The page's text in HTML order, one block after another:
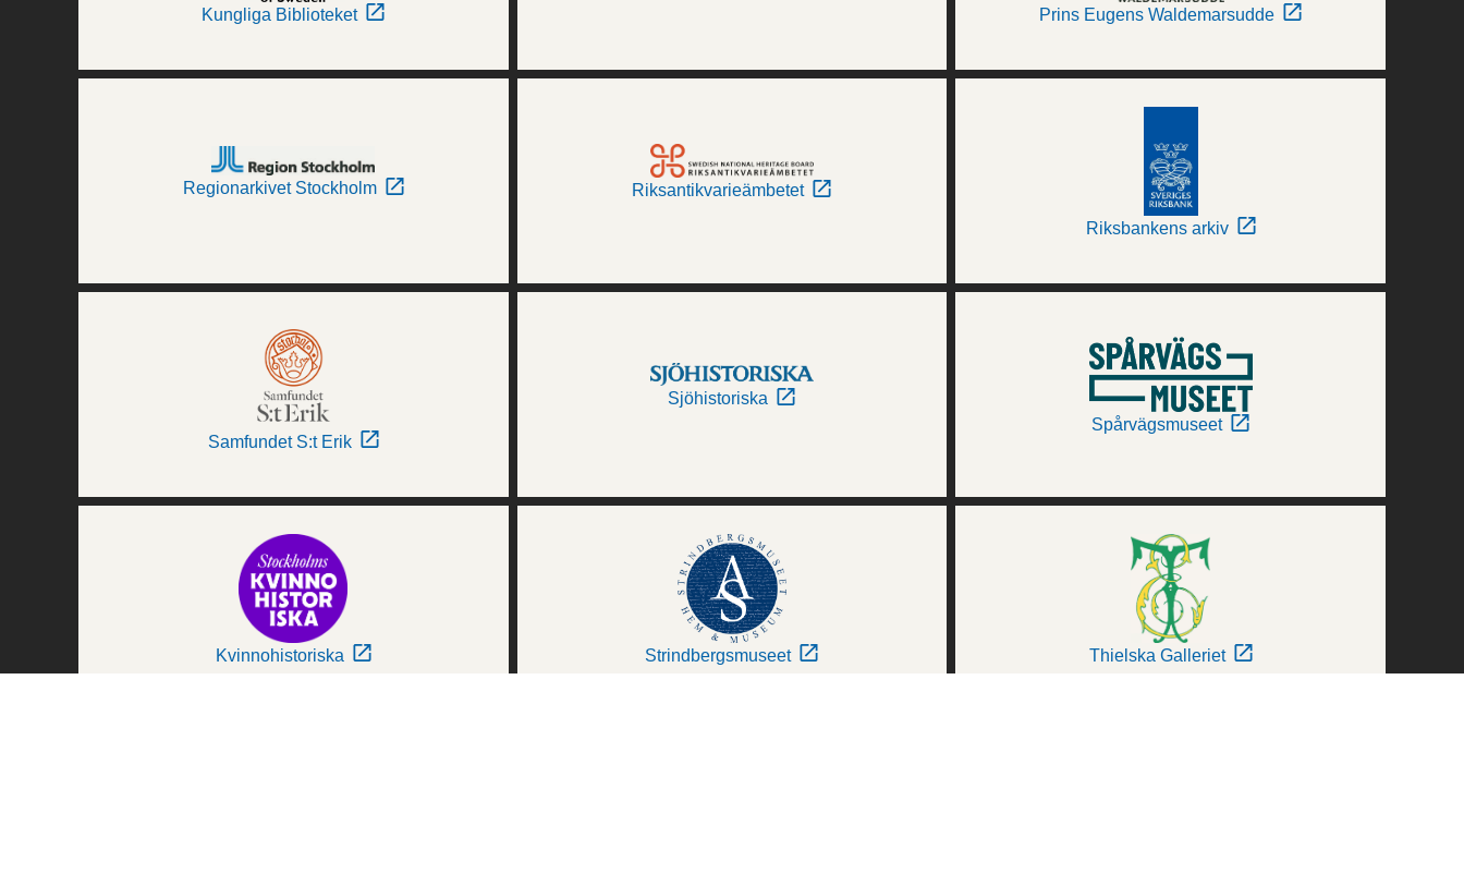
Kungliga Biblioteket
Prins Eugens Waldemarsudde
Regionarkivet Stockholm Riksantikvarieämbetet
Riksbankens arkiv
Samfundet S:t Erik
Sjöhistoriska
Spårvägsmuseet
Kvinnohistoriska Strindbergsmuseet Thielska Galleriet